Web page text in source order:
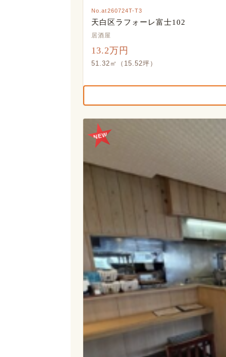
No.at260724T-T3
天白区ラフォーレ富士102
居酒屋
13.2万円
51.32㎡（15.52坪）
NEW